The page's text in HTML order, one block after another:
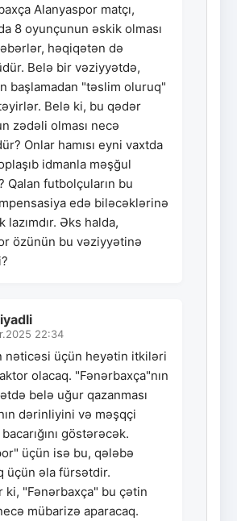
Alanyaspor matçı,
8 oyunçunun əskik olması
həqiqətən də
Belə bir vəziyyətdə,
başlamadan "təslim oluruq"
Belə ki, bu qədər
zədəli olması necə
Onlar hamısı eyni vaxtda
idmanla məşğul
Qalan futbolçuların bu
edə biləcəklərinə
lazımdır. Əks halda,
özünün bu vəziyyətinə
22:34
nəticəsi üçün heyətin itkiləri
olacaq. "Fənərbaxça"nın
belə uğur qazanması
dərinliyini və məşqçi
göstərəcək.
üçün isə bu, qələbə
üçün əla fürsətdir.
ki, "Fənərbaxça" bu çətin
mübarizə aparacaq.